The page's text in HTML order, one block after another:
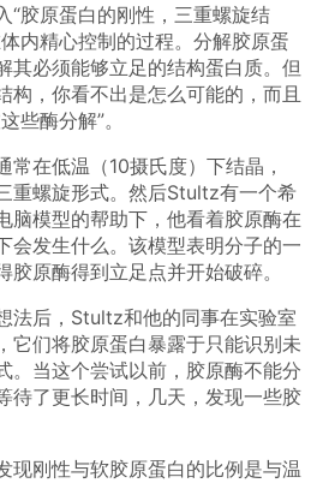
“胶原蛋白的刚性，三重螺旋结
内精心控制的过程。分解胶原蛋
其必须能够立足的结构蛋白质。但
构，你看不出是怎么可能的，而且
些酶分解”。
常在低温（10摄氏度）下结晶，
重螺旋形式。然后Stultz有一个希
脑模型的帮助下，他看着胶原酶在
会发生什么。该模型表明分子的一
原酶得到立足点并开始破碎。
法后，Stultz和他的同事在实验室
它们将胶原蛋白暴露于只能识别未
。当这个尝试以前，胶原酶不能分
待了更长时间，几天，发现一些胶
现刚性与软胶原蛋白的比例是与温